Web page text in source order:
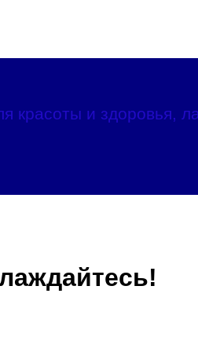
и здоровья,